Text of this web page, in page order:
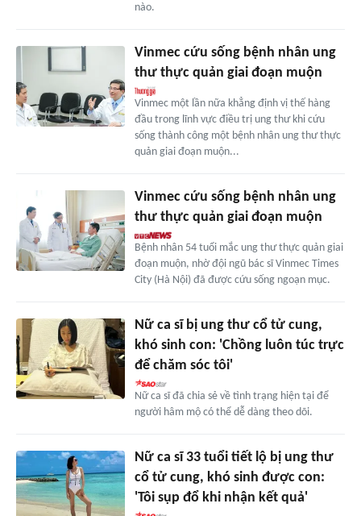
nào.
Vinmec cứu sống bệnh nhân ung
thư thực quản giai đoạn muộn
Vinmec một lần nữa khẳng định vị thế hàng
đầu trong lĩnh vực điều trị ung thư khi cứu
sống thành công một bệnh nhân ung thư thực
quản giai đoạn muộn...
Vinmec cứu sống bệnh nhân ung
thư thực quản giai đoạn muộn
Bệnh nhân 54 tuổi mắc ung thư thực quản giai
đoạn muộn, nhờ đội ngũ bác sĩ Vinmec Times
City (Hà Nội) đã được cứu sống ngoạn mục.
Nữ ca sĩ bị ung thư cổ tử cung,
khó sinh con: 'Chồng luôn túc trực
để chăm sóc tôi'
Nữ ca sĩ đã chia sẻ về tình trạng hiện tại để
người hâm mộ có thể dễ dàng theo dõi.
Nữ ca sĩ 33 tuổi tiết lộ bị ung thư
cổ tử cung, khó sinh được con:
'Tôi sụp đổ khi nhận kết quả'